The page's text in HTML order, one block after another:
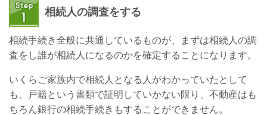
相続人の調査をする
相続手続き全般に共通しているものが、まずは相続人の調
査をし誰が相続人になるのかを確定することになります。
いくらご家族内で相続人となる人がわかっていたとして
も、戸籍という書類で証明していかない限り、不動産はも
ちろん銀行の相続手続きもすることができません。